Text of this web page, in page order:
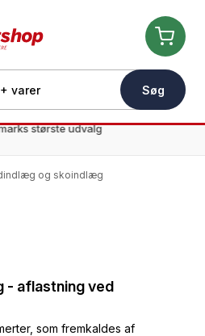
Søg
største udvalg
og skoindlæg
aflastning ved
som fremkaldes af